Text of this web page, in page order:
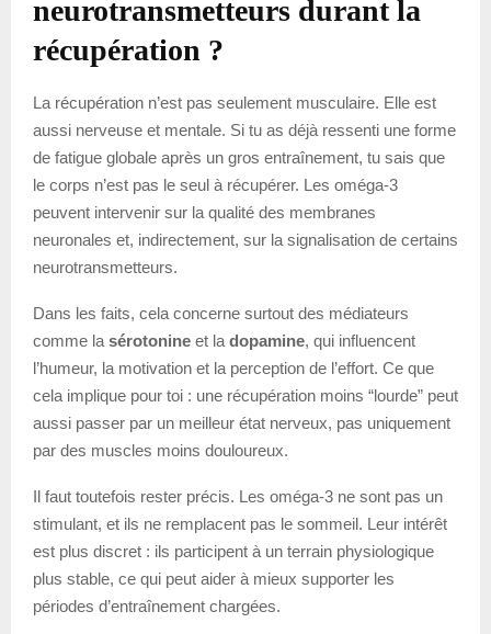
neurotransmetteurs durant la
récupération ?
La récupération n’est pas seulement musculaire. Elle est
aussi nerveuse et mentale. Si tu as déjà ressenti une forme
de fatigue globale après un gros entraînement, tu sais que
le corps n’est pas le seul à récupérer. Les oméga-3
peuvent intervenir sur la qualité des membranes
neuronales et, indirectement, sur la signalisation de certains
neurotransmetteurs.
Dans les faits, cela concerne surtout des médiateurs
comme la sérotonine et la dopamine, qui influencent
l’humeur, la motivation et la perception de l’effort. Ce que
cela implique pour toi : une récupération moins “lourde” peut
aussi passer par un meilleur état nerveux, pas uniquement
par des muscles moins douloureux.
Il faut toutefois rester précis. Les oméga-3 ne sont pas un
stimulant, et ils ne remplacent pas le sommeil. Leur intérêt
est plus discret : ils participent à un terrain physiologique
plus stable, ce qui peut aider à mieux supporter les
périodes d’entraînement chargées.